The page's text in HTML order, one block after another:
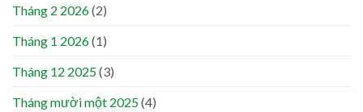
Tháng 2 2026(2)
Tháng 1 2026(1)
Tháng 12 2025(3)
Tháng mười một 2025(4)